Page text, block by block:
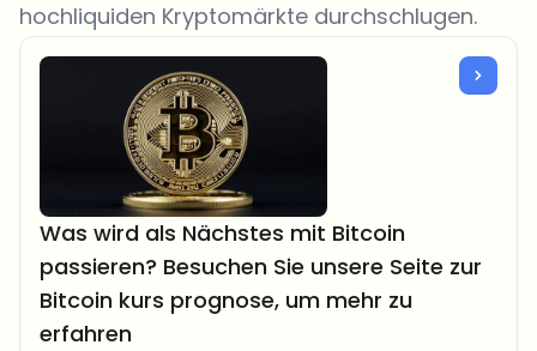
hochliquiden Kryptomärkte durchschlugen.
Was wird als Nächstes mit Bitcoin
passieren? Besuchen Sie unsere Seite zur
Bitcoin kurs prognose, um mehr zu
erfahren